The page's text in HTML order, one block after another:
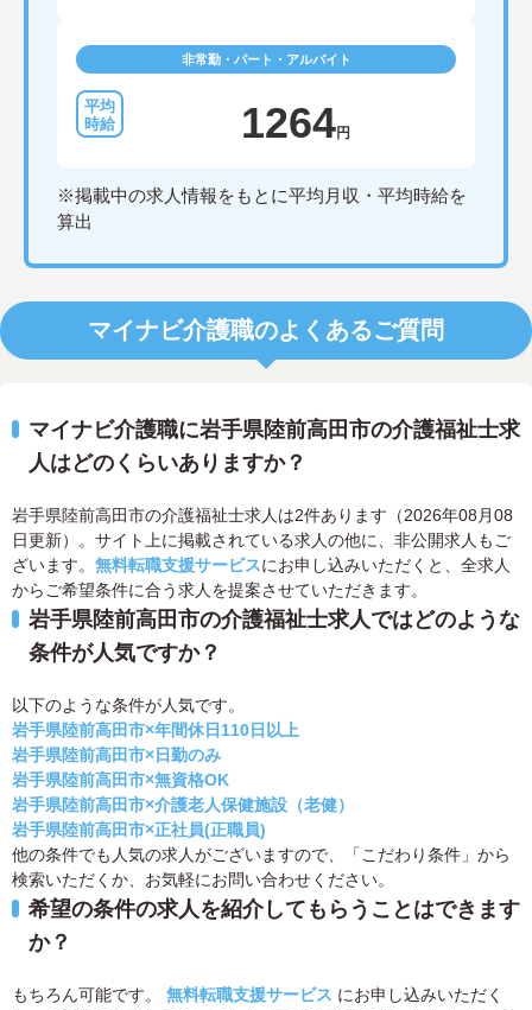
非常勤・パート・アルバイト
1264円
※掲載中の求人情報をもとに平均月収・平均時給を
算出
マイナビ介護職のよくあるご質問
マイナビ介護職に岩手県陸前高田市の介護福祉士求
人はどのくらいありますか？
岩手県陸前高田市の介護福祉士求人は2件あります（2026年08月08
日更新）。サイト上に掲載されている求人の他に、非公開求人もご
ざいます。 無料転職支援サービスにお申し込みいただくと、全求人
からご希望条件に合う求人を提案させていただきます。
岩手県陸前高田市の介護福祉士求人ではどのような
条件が人気ですか？
以下のような条件が人気です。
岩手県陸前高田市×年間休日110日以上
岩手県陸前高田市×日勤のみ
岩手県陸前高田市×無資格OK
岩手県陸前高田市×介護老人保健施設（老健）
岩手県陸前高田市×正社員(正職員)
他の条件でも人気の求人がございますので、「こだわり条件」から
検索いただくか、お気軽にお問い合わせください。
希望の条件の求人を紹介してもらうことはできます
か？
もちろん可能です。 無料転職支援サービス にお申し込みいただく